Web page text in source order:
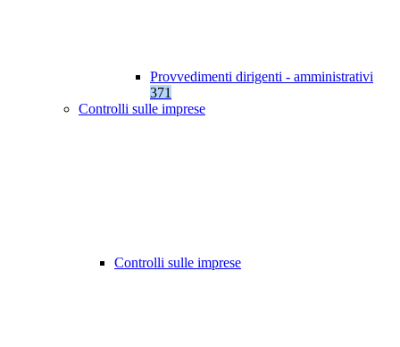
Provvedimenti dirigenti - amministrativi
371
Controlli sulle imprese
Controlli sulle imprese